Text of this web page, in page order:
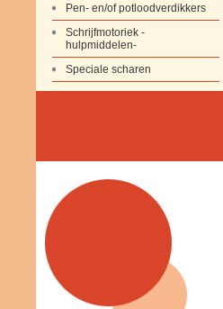
Pen- en/of potloodverdikkers
Schrijfmotoriek -
hulpmiddelen-
Speciale scharen